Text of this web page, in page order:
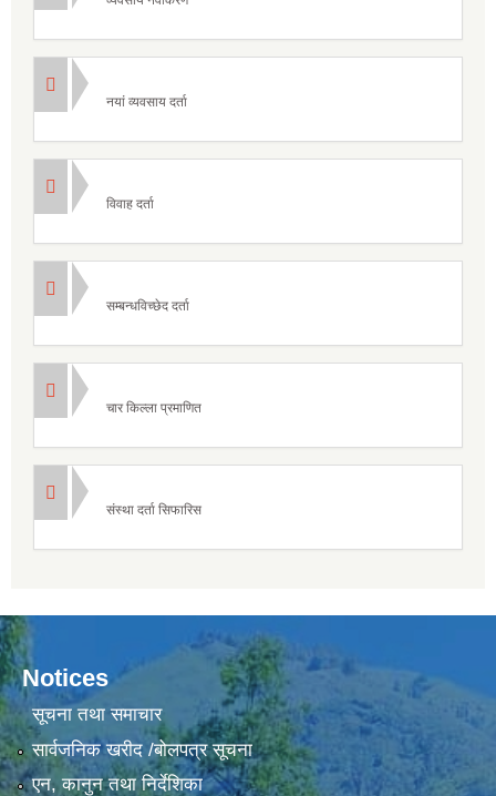
नयां व्यवसाय दर्ता
विवाह दर्ता
सम्बन्धविच्छेद दर्ता
चार किल्ला प्रमाणित
संस्था दर्ता सिफारिस
Notices
सूचना तथा समाचार
सार्वजनिक खरीद /बोलपत्र सूचना
एन, कानुन तथा निर्देशिका